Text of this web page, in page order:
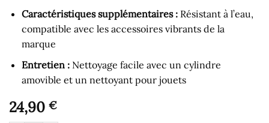
Caractéristiques supplémentaires :Résistant à l’eau,
compatible avec les accessoires vibrants de la
marque
Entretien :Nettoyage facile avec un cylindre
amovible et un nettoyant pour jouets
24,90 €